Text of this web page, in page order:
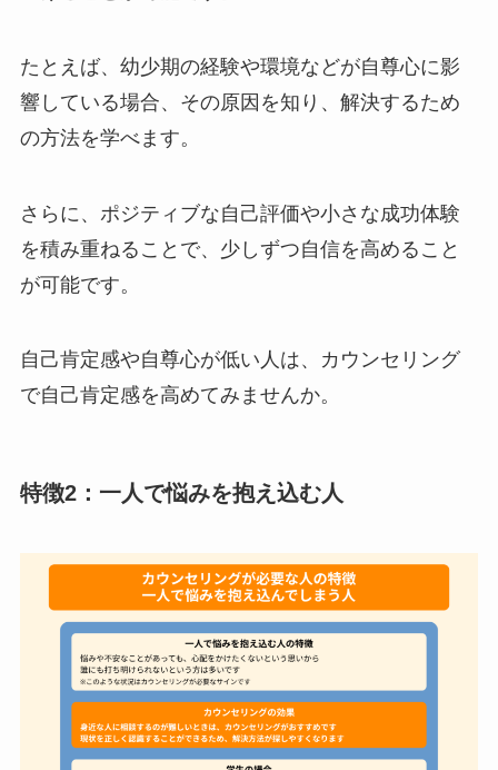
たとえば、幼少期の経験や環境などが自尊心に影
響している場合、その原因を知り、解決するため
の方法を学べます。
さらに、ポジティブな自己評価や小さな成功体験
を積み重ねることで、少しずつ自信を高めること
が可能です。
自己肯定感や自尊心が低い人は、カウンセリング
で自己肯定感を高めてみませんか。
特徴2：一人で悩みを抱え込む人